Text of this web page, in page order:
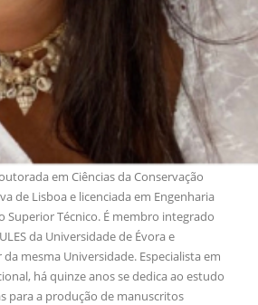
em Ciências da Conservação
de Lisboa e licenciada em Engenharia
Técnico. É membro integrado
da Universidade de Évora e
mesma Universidade. Especialista em
há quinze anos se dedica ao estudo
para a produção de manuscritos